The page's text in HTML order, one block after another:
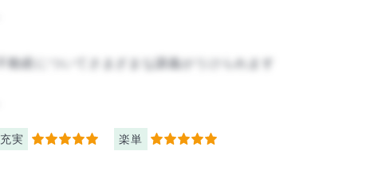
不動産についてさまざまな講義がうけられます
充実 5 楽単 5